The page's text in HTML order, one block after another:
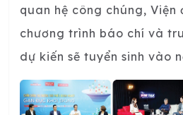
quan hệ công chúng,
chương trình báo chí và
dự kiến sẽ tuyển sinh vào